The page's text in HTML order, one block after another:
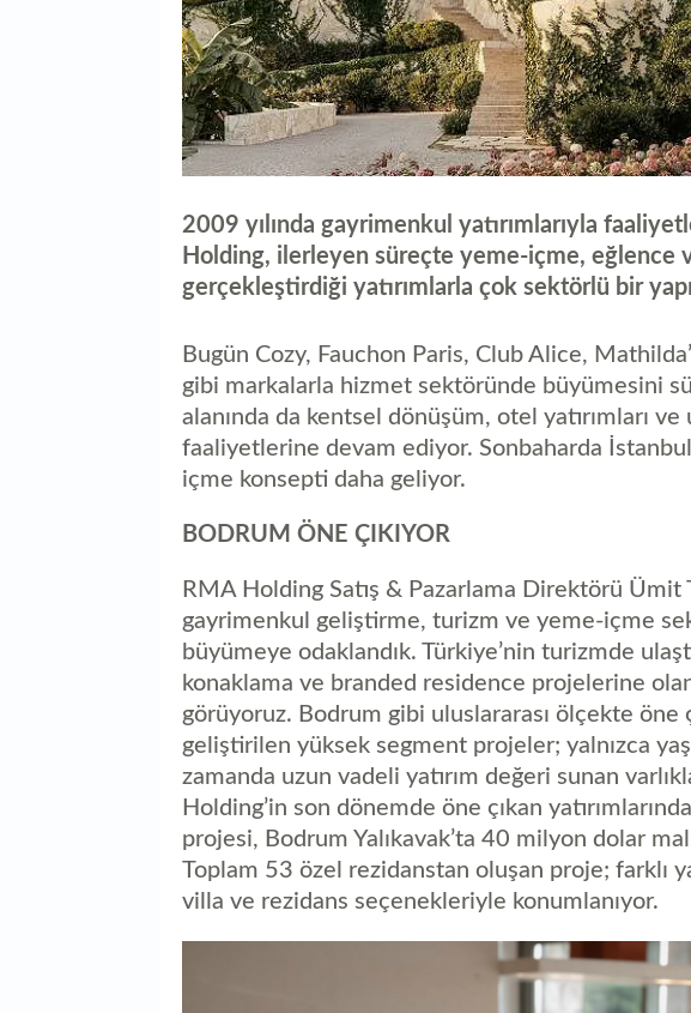
2009 yılında gayrimenkul yatırımlarıyla
Holding, ilerleyen süreçte yeme-içme, eğlence
gerçekleştirdiği yatırımlarla çok sektörlü bir
Bugün Cozy, Fauchon Paris, Club Alice,
gibi markalarla hizmet sektöründe büyümesini
alanında da kentsel dönüşüm, otel yatırımları
faaliyetlerine devam ediyor. Sonbaharda
içme konsepti daha geliyor.
BODRUM ÖNE ÇIKIYOR
RMA Holding Satış & Pazarlama Direktörü Ümit
gayrimenkul geliştirme, turizm ve yeme-içme
büyümeye odaklandık. Türkiye’nin turizmde
konaklama ve branded residence projelerine olan
görüyoruz. Bodrum gibi uluslararası ölçekte öne
geliştirilen yüksek segment projeler; yalnızca
zamanda uzun vadeli yatırım değeri sunan
Holding’in son dönemde öne çıkan
projesi, Bodrum Yalıkavak’ta 40 milyon dolar
Toplam 53 özel rezidanstan oluşan proje; farklı
villa ve rezidans seçenekleriyle konumlanıyor.